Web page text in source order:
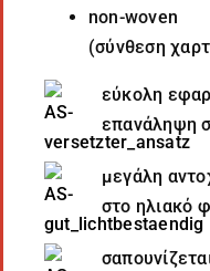
non-woven
(σύνθεση
εύκολη
επανάληψη
μεγάλη
στο ηλιακό